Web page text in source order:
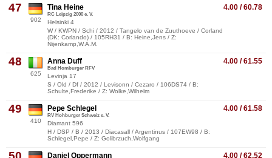
47
902
4.00 / 60.78
Tina Heine
RC Leipzig 2000 e. V.
Helsinki 4
W / KWPN / Schi / 2012 / Tangelo van de Zuuthoeve / Corland
(DK: Corlando) / 105RH31 / B: Heine,Jens / Z:
Nijenkamp,W.A.M.
48
625
4.00 / 61.55
Anna Duff
Bad Homburger RFV
Levinja 17
S / Old / Df / 2012 / Levisonn / Cezaro / 106DS74 / B:
Schulte,Frederike / Z: Wolke,Wilhelm
49
410
4.00 / 61.58
Pepe Schlegel
RV Hohburger Schweiz e. V.
Diamant 596
H / DSP / B / 2013 / Diacasall / Argentinus / 107EW98 / B:
Schlegel,Pepe / Z: Golibrzuch,Wolfgang
4.00 / 62.52
Daniel Oppermann